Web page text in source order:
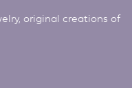
original creations of